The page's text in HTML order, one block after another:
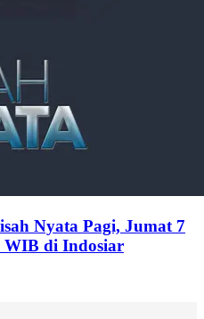
Nyata Pagi, Jumat 7
WIB di Indosiar